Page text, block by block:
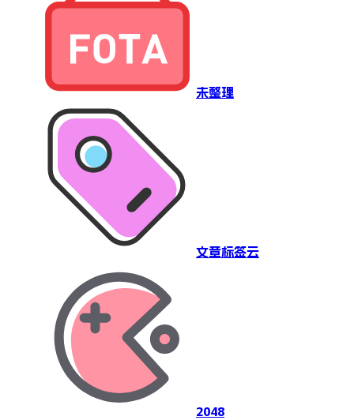
未整理
文章标签云
2048